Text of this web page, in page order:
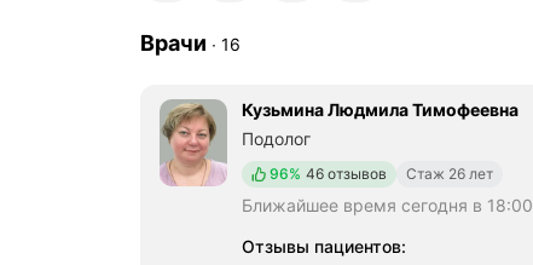
Врачи ∙ 16
Кузьмина Людмила Тимофеевна
Подолог
Положительных отзывов
96% 46 отзывов Стаж 26 лет
Ближайшее время сегодня в 18:00
Отзывы пациентов: